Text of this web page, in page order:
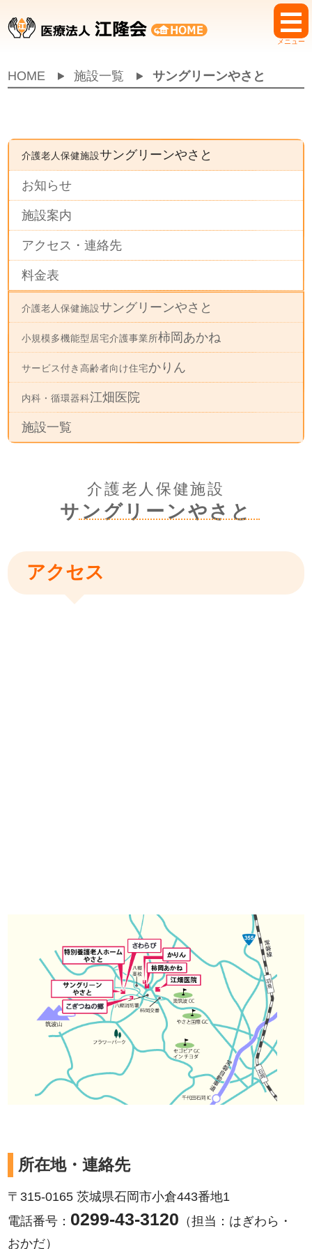
メニュー
HOME 施設一覧 サングリーンやさと
介護老人保健施設サングリーンやさと
お知らせ
施設案内
アクセス・連絡先
料金表
介護老人保健施設サングリーンやさと
小規模多機能型居宅介護事業所柿岡あかね
サービス付き高齢者向け住宅かりん
内科・循環器科江畑医院
施設一覧
介護老人保健施設
サングリーンやさと
アクセス
所在地・連絡先
〒315-0165 茨城県石岡市小倉443番地1
電話番号： 0299-43-3120 （担当：はぎわら・
おかだ）